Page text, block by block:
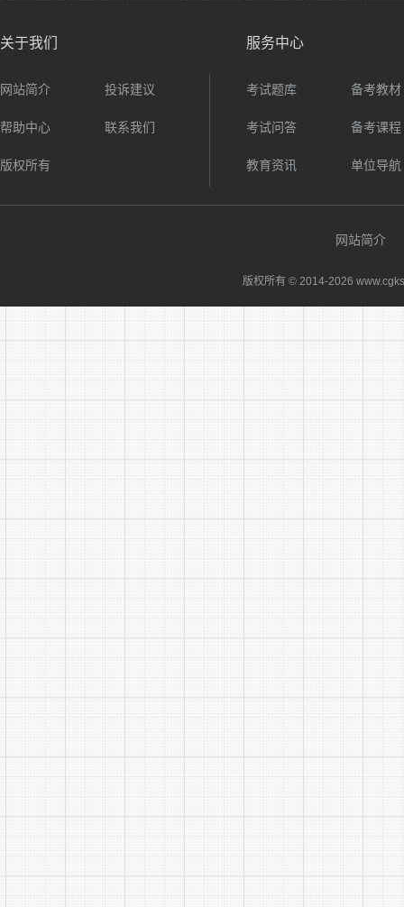
(二)报
关于我们
网站简介 投诉建议
帮助中心 联系我们
版权所有
服务中心
考试题库 备考教材
考试问答 备考课程
教育资讯 单位导航
网站简介
版权所有 © 2014-2026